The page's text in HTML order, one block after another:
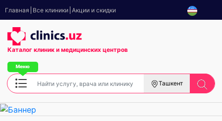
Главная Все клиники Акции и скидки
Каталог клиник и медицинских центров
Ташкент